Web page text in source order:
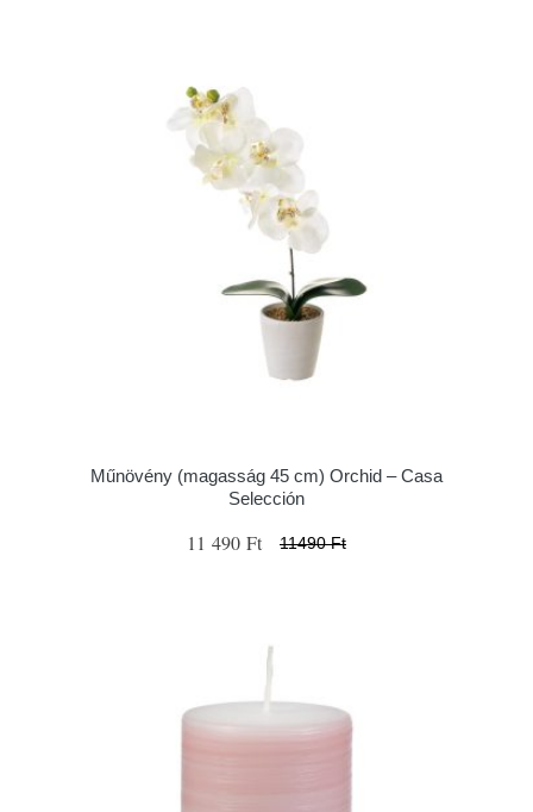
Műnövény (magasság 45 cm) Orchid – Casa
Selección
11 490 Ft 11490 Ft